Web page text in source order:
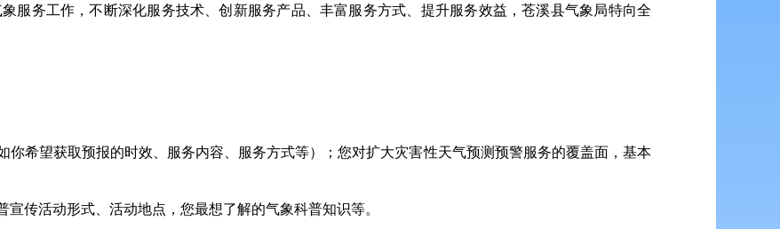
服务工作，不断深化服务技术、创新服务产品、丰富服务方式、提升服务效益，苍溪县气象局特向全
你希望获取预报的时效、服务内容、服务方式等）；您对扩大灾害性天气预测预警服务的覆盖面，基本
传活动形式、活动地点，您最想了解的气象科普知识等。